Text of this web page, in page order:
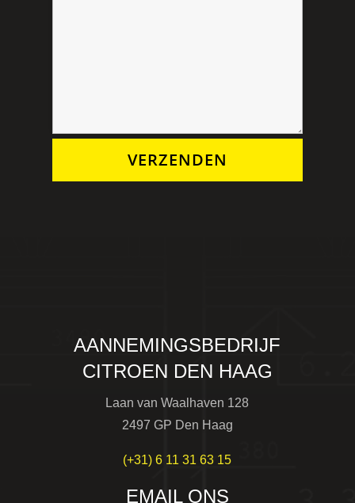
VERZENDEN
AANNEMINGSBEDRIJF
CITROEN DEN HAAG
Laan van Waalhaven 128
2497 GP Den Haag
(+31) 6 11 31 63 15
EMAIL ONS